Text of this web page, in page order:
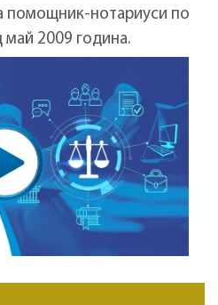
помощник-нотариуси по
май 2009 година.